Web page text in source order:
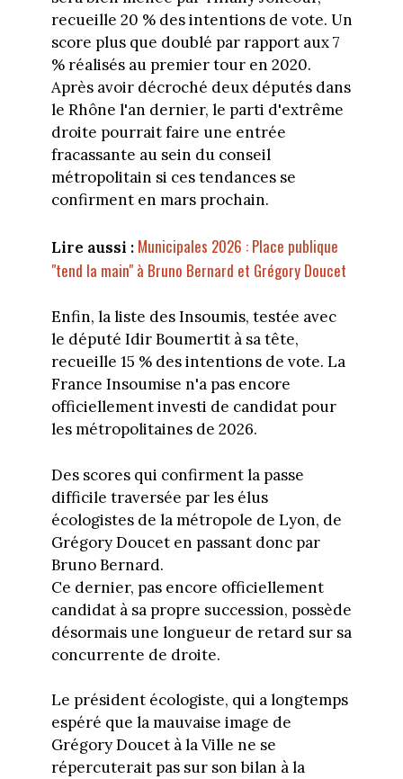
recueille 20 % des intentions de vote. Un
score plus que doublé par rapport aux 7
% réalisés au premier tour en 2020.
Après avoir décroché deux députés dans
le Rhône l'an dernier, le parti d'extrême
droite pourrait faire une entrée
fracassante au sein du conseil
métropolitain si ces tendances se
confirment en mars prochain.
Lire aussi : Municipales 2026 : Place publique
"tend la main" à Bruno Bernard et Grégory Doucet
Enfin, la liste des Insoumis, testée avec
le député Idir Boumertit à sa tête,
recueille 15 % des intentions de vote. La
France Insoumise n'a pas encore
officiellement investi de candidat pour
les métropolitaines de 2026.
Des scores qui confirment la passe
difficile traversée par les élus
écologistes de la métropole de Lyon, de
Grégory Doucet en passant donc par
Bruno Bernard.
Ce dernier, pas encore officiellement
candidat à sa propre succession, possède
désormais une longueur de retard sur sa
concurrente de droite.
Le président écologiste, qui a longtemps
espéré que la mauvaise image de
Grégory Doucet à la Ville ne se
répercuterait pas sur son bilan à la